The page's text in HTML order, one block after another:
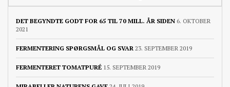
DET BEGYNDTE GODT FOR 65 TIL 70 MILL. ÅR SIDEN 6. OKTOBER
2021
FERMENTERING SPØRGSMÅL OG SVAR 23. SEPTEMBER 2019
FERMENTERET TOMATPURÉ 15. SEPTEMBER 2019